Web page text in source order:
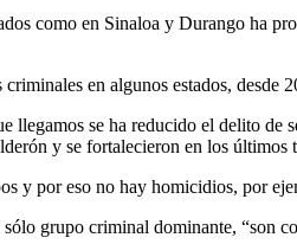
como en Sinaloa y Durango ha
en algunos estados, desde
se ha reducido el delito de
y se fortalecieron en los últimos
y por eso no hay homicidios, por
grupo criminal dominante, “son